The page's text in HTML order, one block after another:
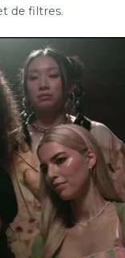
de filtres.